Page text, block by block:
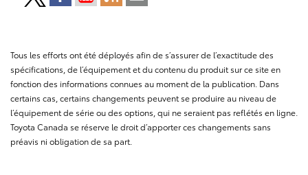
Tous les efforts ont été déployés afin de s’assurer de l’exactitude des
spécifications, de l’équipement et du contenu du produit sur ce site en
fonction des informations connues au moment de la publication. Dans
certains cas, certains changements peuvent se produire au niveau de
l’équipement de série ou des options, qui ne seraient pas reflétés en ligne.
Toyota Canada se réserve le droit d’apporter ces changements sans
préavis ni obligation de sa part.